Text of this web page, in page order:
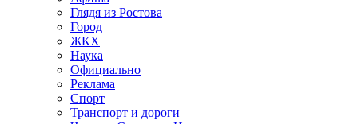
Глядя из Ростова
Город
ЖКХ
Наука
Официально
Реклама
Спорт
Транспорт и дороги